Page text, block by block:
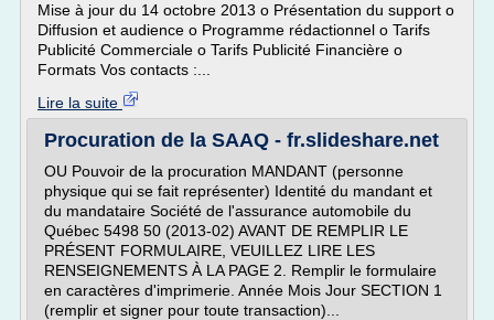
Mise à jour du 14 octobre 2013 o Présentation du support o
Diffusion et audience o Programme rédactionnel o Tarifs
Publicité Commerciale o Tarifs Publicité Financière o
Formats Vos contacts :...
Lire la suite
Procuration de la SAAQ - fr.slideshare.net
OU Pouvoir de la procuration MANDANT (personne
physique qui se fait représenter) Identité du mandant et
du mandataire Société de l'assurance automobile du
Québec 5498 50 (2013-02) AVANT DE REMPLIR LE
PRÉSENT FORMULAIRE, VEUILLEZ LIRE LES
RENSEIGNEMENTS À LA PAGE 2. Remplir le formulaire
en caractères d'imprimerie. Année Mois Jour SECTION 1
(remplir et signer pour toute transaction)...